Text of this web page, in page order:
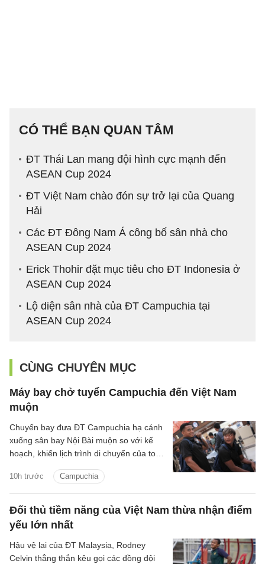
CÓ THỂ BẠN QUAN TÂM
ĐT Thái Lan mang đội hình cực mạnh đến
ASEAN Cup 2024
ĐT Việt Nam chào đón sự trở lại của Quang
Hải
Các ĐT Đông Nam Á công bố sân nhà cho
ASEAN Cup 2024
Erick Thohir đặt mục tiêu cho ĐT Indonesia ở
ASEAN Cup 2024
Lộ diện sân nhà của ĐT Campuchia tại
ASEAN Cup 2024
CÙNG CHUYÊN MỤC
Máy bay chở tuyển Campuchia đến Việt Nam
muộn
10h trước Campuchia
Chuyến bay đưa ĐT Campuchia hạ cánh
xuống sân bay Nội Bài muộn so với kế
hoạch, khiến lịch trình di chuyển của toàn
ngơi.
Đối thủ tiềm năng của Việt Nam thừa nhận điểm
yếu lớn nhất
Hậu vệ lai của ĐT Malaysia, Rodney
Celvin thẳng thắn kêu gọi các đồng đội